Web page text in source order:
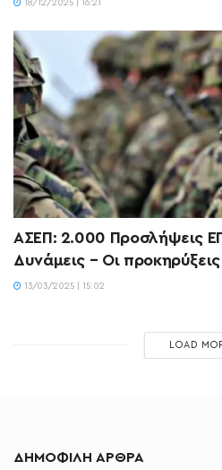
18/12/2025 | 16:21
ΑΣΕΠ: 2.000 Προσλήψεις
Δυνάμεις – Οι προκηρύξεις
13/03/2025 | 15:02
LOAD
ΔΗΜΟΦΙΛΗ ΑΡΘΡΑ